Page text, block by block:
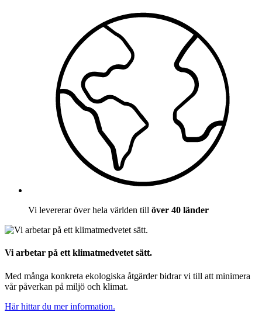
Vi levererar över hela världen till över 40 länder
Vi arbetar på ett klimatmedvetet sätt.
Med många konkreta ekologiska åtgärder bidrar vi till att minimera
vår påverkan på miljö och klimat.
Här hittar du mer information.